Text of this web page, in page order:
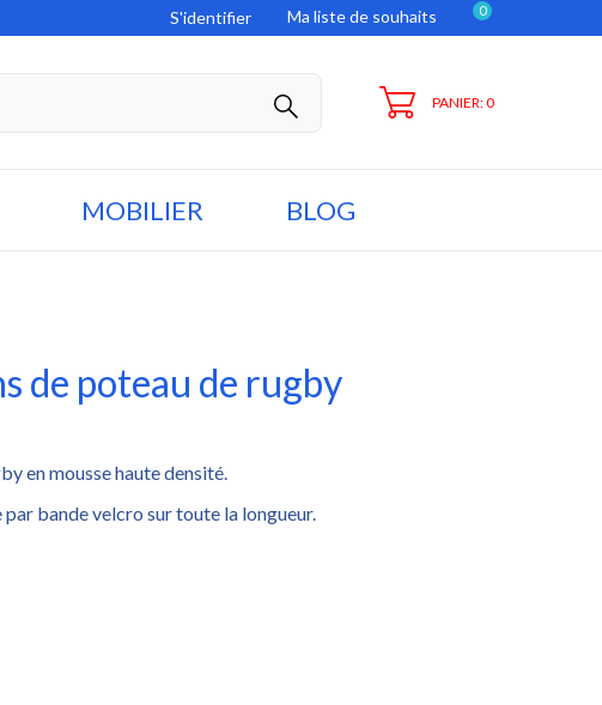
S'identifier Ma liste de souhaits 0
PANIER: 0
MOBILIER BLOG
de poteau de rugby
en mousse haute densité.
bande velcro sur toute la longueur.